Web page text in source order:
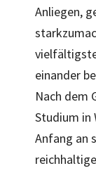
Anliegen,
einander
Nach dem
Studium in
Anfang an